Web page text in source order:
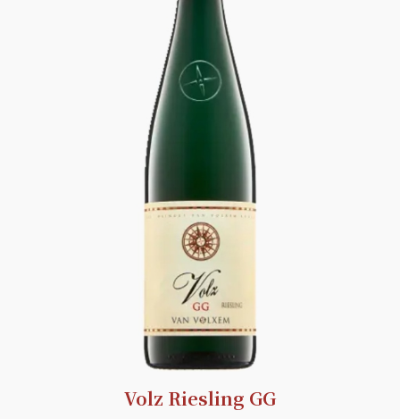
Volz Riesling GG